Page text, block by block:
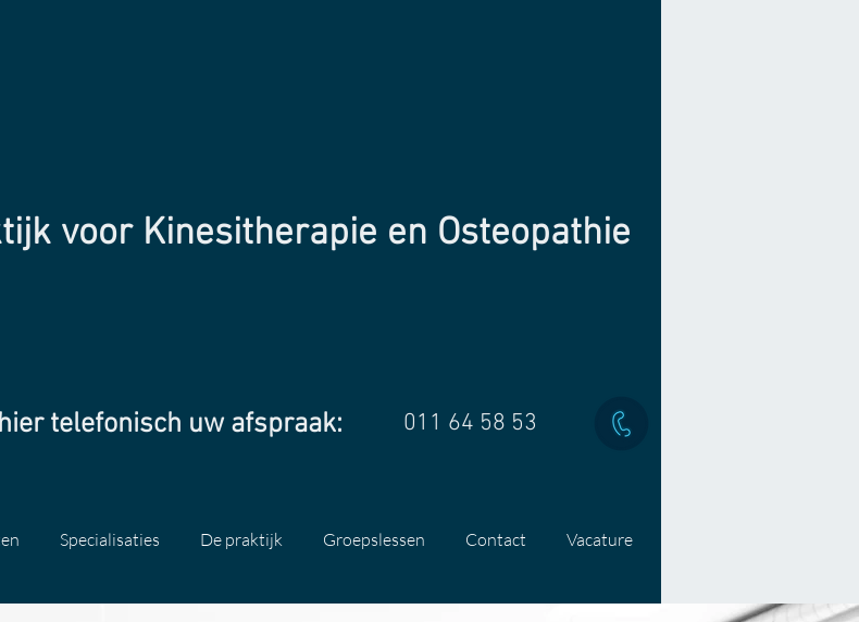
voor Kinesitherapie en Osteopathie
telefonisch uw afspraak: 011 64 58 53
Specialisaties De praktijk Groepslessen Contact Vacature